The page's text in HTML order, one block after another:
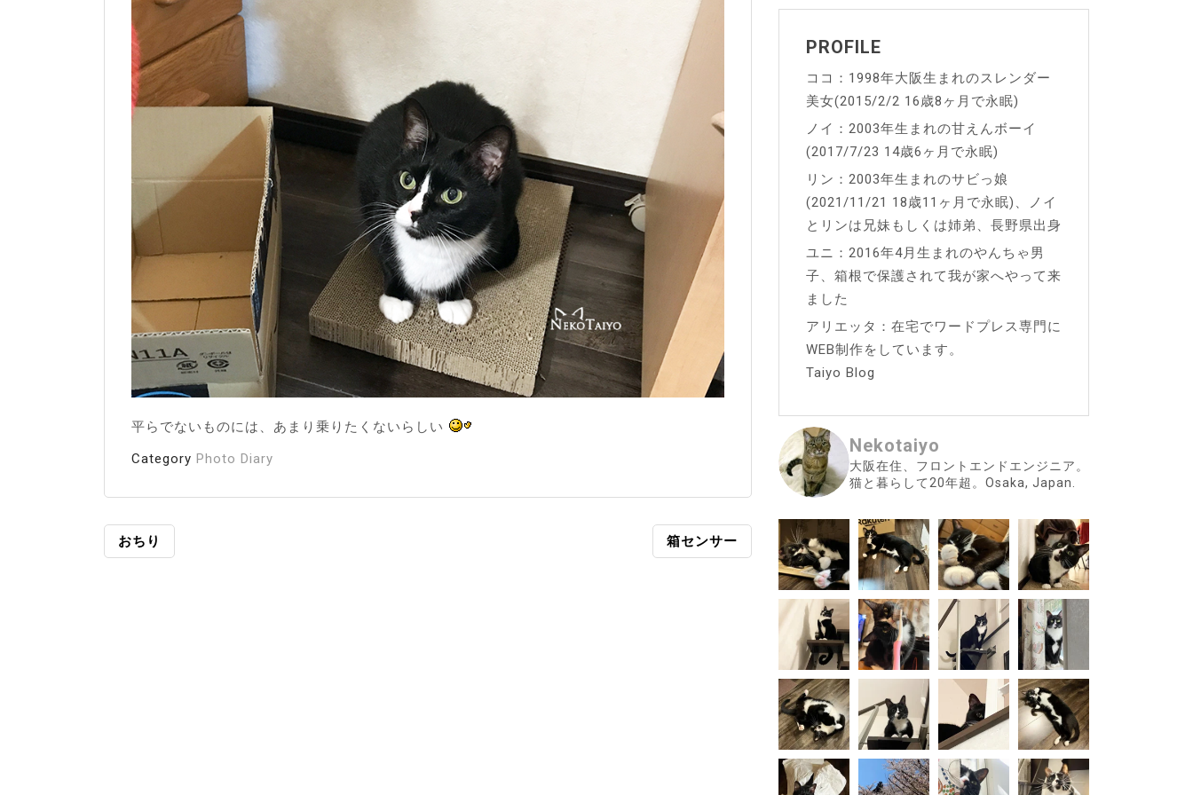
平らでないものには、あまり乗りたくないらしい
Category Photo Diary
投
おちり 箱センサー
PROFILE
ココ：1998年大阪生まれのスレンダー
美女(2015/2/2 16歳8ヶ月で永眠)
ノイ：2003年生まれの甘えんボーイ
(2017/7/23 14歳6ヶ月で永眠)
リン：2003年生まれのサビっ娘
(2021/11/21 18歳11ヶ月で永眠)、ノイ
とリンは兄妹もしくは姉弟、長野県出身
ユニ：2016年4月生まれのやんちゃ男
子、箱根で保護されて我が家へやって来
ました
アリエッタ：在宅でワードプレス専門に
WEB制作をしています。
Taiyo Blog
Nekotaiyo
大阪在住、フロントエンドエンジニア。
猫と暮らして20年超。Osaka, Japan.